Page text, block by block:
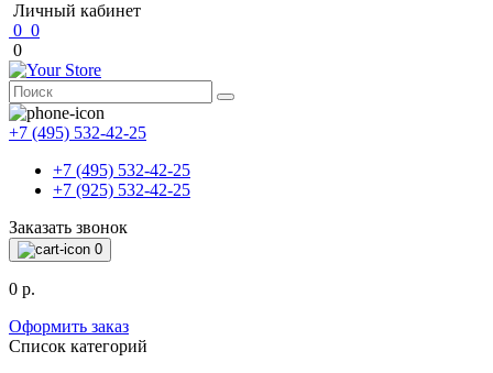
Личный кабинет
0 0
0
+7 (495) 532-42-25
+7 (495) 532-42-25
+7 (925) 532-42-25
Заказать звонок
0
0 р.
Оформить заказ
Список категорий